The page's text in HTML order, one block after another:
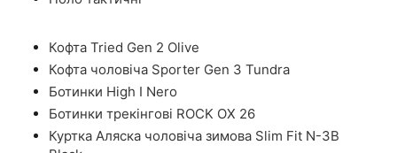
Кофта Tried Gen 2 Olive
Кофта чоловіча Sporter Gen 3 Tundra
Ботинки High I Nero
Ботинки трекінгові ROCK OX 26
Куртка Аляска чоловіча зимова Slim Fit N-3B